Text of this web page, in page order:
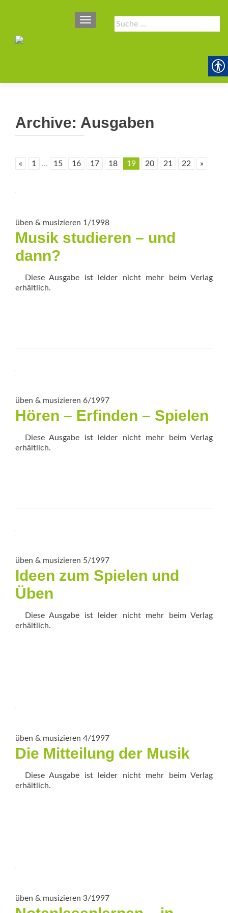
Suche
nach:
SCHALTE NAVIGATION
Archive: Ausgaben
« 1 ... 15 16 17 18 19 20 21 22 »
üben & musizieren 1/1998
Musik studieren – und
dann?
Diese Ausgabe ist leider nicht mehr beim Verlag
erhältlich.
üben & musizieren 6/1997
Hören – Erfinden – Spielen
Diese Ausgabe ist leider nicht mehr beim Verlag
erhältlich.
üben & musizieren 5/1997
Ideen zum Spielen und
Üben
Diese Ausgabe ist leider nicht mehr beim Verlag
erhältlich.
üben & musizieren 4/1997
Die Mitteilung der Musik
Diese Ausgabe ist leider nicht mehr beim Verlag
erhältlich.
üben & musizieren 3/1997